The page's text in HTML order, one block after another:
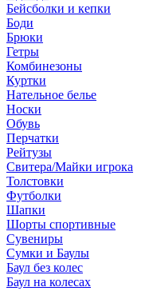
Бейсболки и кепки
Боди
Брюки
Гетры
Комбинезоны
Куртки
Нательное белье
Носки
Обувь
Перчатки
Рейтузы
Свитера/Майки игрока
Толстовки
Футболки
Шапки
Шорты спортивные
Сувениры
Сумки и Баулы
Баул без колес
Баул на колесах